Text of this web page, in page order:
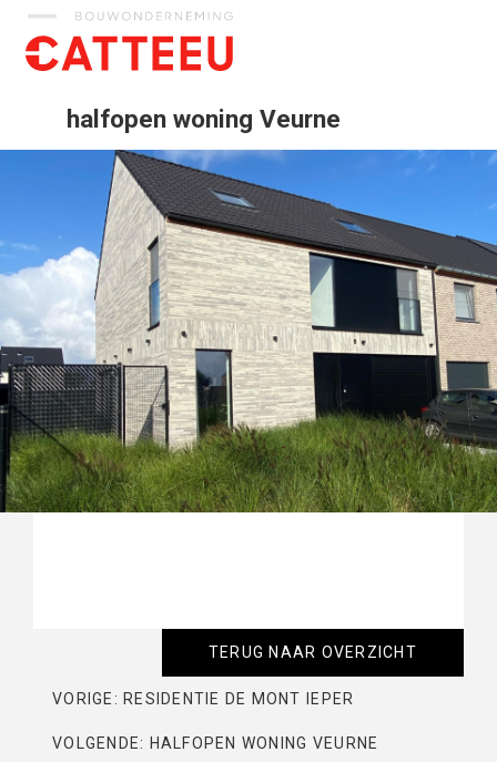
halfopen woning Veurne
TERUG NAAR OVERZICHT
VORIGE: RESIDENTIE DE MONT IEPER
VOLGENDE: HALFOPEN WONING VEURNE